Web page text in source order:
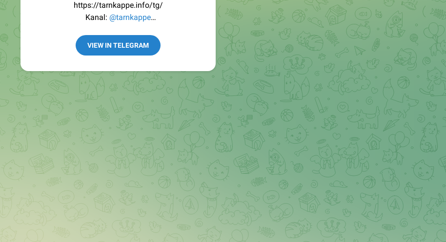
https://tarnkappe.info/tg/
Kanal: @tarnkappe
Best of:@bestoftarnkappe
VIEW IN TELEGRAM